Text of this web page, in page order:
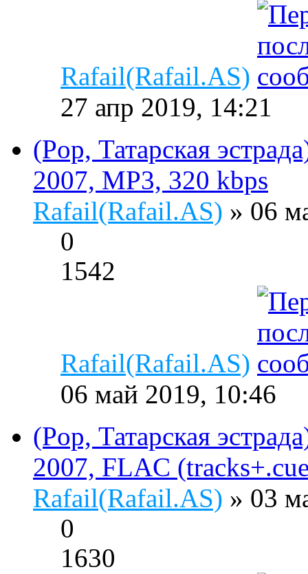
Rafail(Rafail.AS)
27 апр 2019, 14:21
(Pop, Татарская
2007, MP3, 320 kbps
Rafail(Rafail.AS) » 06
0
1542
Rafail(Rafail.AS)
06 май 2019, 10:46
(Pop, Татарская
2007, FLAC
Rafail(Rafail.AS) » 03
0
1630